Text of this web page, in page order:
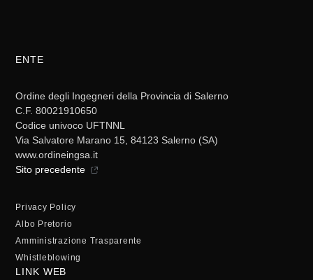
ENTE
Ordine degli Ingegneri della Provincia di Salerno
C.F. 80021910650
Codice univoco UFTNNL
Via Salvatore Marano 15, 84123 Salerno (SA)
www.ordineingsa.it
Sito precedente
Privacy Policy
Albo Pretorio
Amministrazione Trasparente
Whistleblowing
LINK WEB